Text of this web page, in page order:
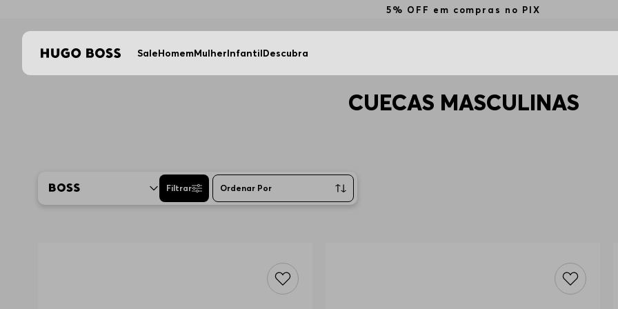
SaleHomemMulherInfantilDescubra
CUECAS MASCULINAS
Filtrar Ordenar Por